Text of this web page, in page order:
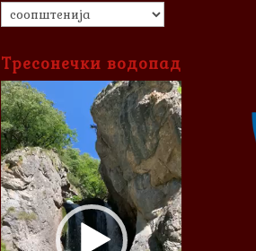
Категории
Тресонечки водопад
Video
Player